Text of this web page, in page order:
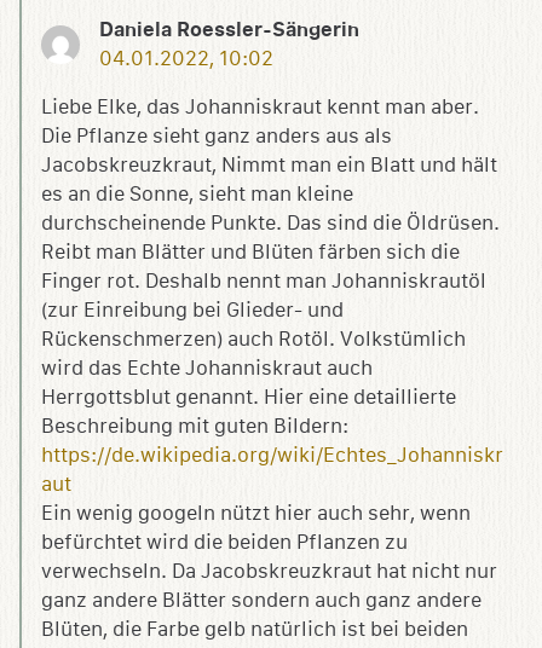
Daniela Roessler-Sängerin
04.01.2022, 10:02
Liebe Elke, das Johanniskraut kennt man aber.
Die Pflanze sieht ganz anders aus als
Jacobskreuzkraut, Nimmt man ein Blatt und hält
es an die Sonne, sieht man kleine
durchscheinende Punkte. Das sind die Öldrüsen.
Reibt man Blätter und Blüten färben sich die
Finger rot. Deshalb nennt man Johanniskrautöl
(zur Einreibung bei Glieder- und
Rückenschmerzen) auch Rotöl. Volkstümlich
wird das Echte Johanniskraut auch
Herrgottsblut genannt. Hier eine detaillierte
Beschreibung mit guten Bildern:
https://de.wikipedia.org/wiki/Echtes_Johanniskr
aut
Ein wenig googeln nützt hier auch sehr, wenn
befürchtet wird die beiden Pflanzen zu
verwechseln. Da Jacobskreuzkraut hat nicht nur
ganz andere Blätter sondern auch ganz andere
Blüten, die Farbe gelb natürlich ist bei beiden